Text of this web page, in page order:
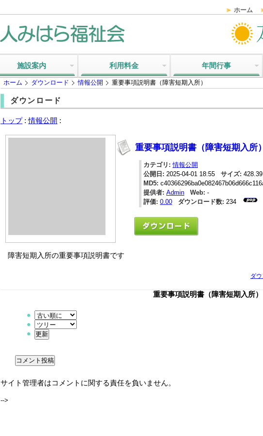
ホーム
施設案内 利用料金 年間行事
ホーム ダウンロード 情報公開 重要事項説明書（障害短期入所）
ダウンロード
トップ:情報公開 :
重要事項説明書（障害短期入所）
カテゴリ:情報公開
公開日: 2025-04-01 18:55 サイズ:
MD5:
提供者: Admin Web: -
評価: 0.00 ダウンロード数: 234
障害短期入所の重要事項説明書です
ダ
重要事項説明書（障害短期入所）
サイト管理者はコメントに関する責任を負いません。
-->